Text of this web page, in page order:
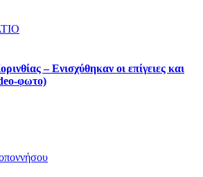
– Ενισχύθηκαν οι επίγειες και
φωτο)